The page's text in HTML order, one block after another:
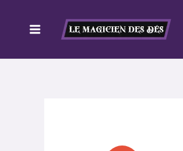
contenu